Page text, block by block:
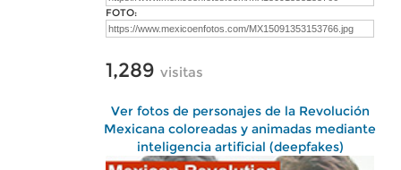
FOTO:
1,289 visitas
Ver fotos de personajes de la Revolución
Mexicana coloreadas y animadas mediante
inteligencia artificial (deepfakes)